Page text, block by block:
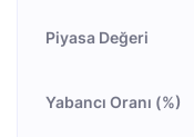
Piyasa Değeri
Yabancı Oranı (%)